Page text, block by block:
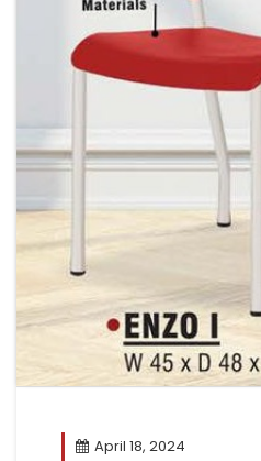
April 18, 2024